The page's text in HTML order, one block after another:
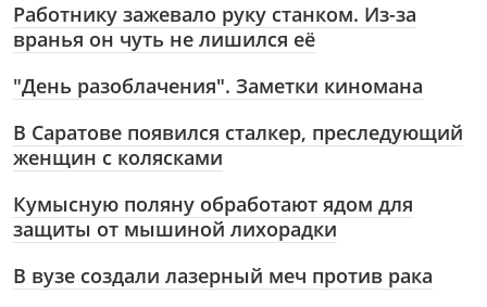
Работнику зажевало руку станком. Из-за
вранья он чуть не лишился её
"День разоблачения". Заметки киномана
В Саратове появился сталкер, преследующий
женщин с колясками
Кумысную поляну обработают ядом для
защиты от мышиной лихорадки
В вузе создали лазерный меч против рака